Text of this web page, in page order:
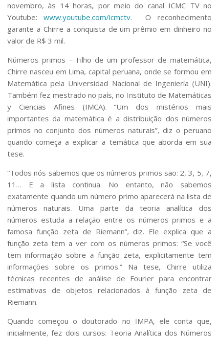
novembro, às 14 horas, por meio do canal ICMC TV no
Youtube: www.youtube.com/icmctv. O reconhecimento
garante a Chirre a conquista de um prêmio em dinheiro no
valor de R$ 3 mil.
Números primos – Filho de um professor de matemática,
Chirre nasceu em Lima, capital peruana, onde se formou em
Matemática pela Universidad Nacional de Ingeniería (UNI).
Também fez mestrado no país, no Instituto de Matemáticas
y Ciencias Afines (IMCA). “Um dos mistérios mais
importantes da matemática é a distribuição dos números
primos no conjunto dos números naturais”, diz o peruano
quando começa a explicar a temática que aborda em sua
tese.
“Todos nós sabemos que os números primos são: 2, 3, 5, 7,
11… E a lista continua. No entanto, não sabemos
exatamente quando um número primo aparecerá na lista de
números naturais. Uma parte da teoria analítica dos
números estuda a relação entre os números primos e a
famosa função zeta de Riemann”, diz. Ele explica que a
função zeta tem a ver com os números primos: “Se você
tem informação sobre a função zeta, explicitamente tem
informações sobre os primos.” Na tese, Chirre utiliza
técnicas recentes de análise de Fourier para encontrar
estimativas de objetos relacionados à função zeta de
Riemann.
Quando começou o doutorado no IMPA, ele conta que,
inicialmente, fez dois cursos: Teoria Analítica dos Números